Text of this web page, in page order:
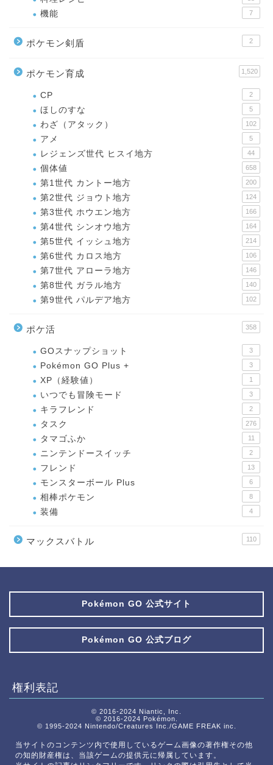
機能 7
ポケモン剣盾 2
ポケモン育成 1,520
CP 2
ほしのすな 5
わざ（アタック） 102
アメ 5
レジェンズ世代 ヒスイ地方 44
個体値 658
第1世代 カントー地方 200
第2世代 ジョウト地方 124
第3世代 ホウエン地方 166
第4世代 シンオウ地方 164
第5世代 イッシュ地方 214
第6世代 カロス地方 106
第7世代 アローラ地方 146
第8世代 ガラル地方 140
第9世代 パルデア地方 102
ポケ活 358
GOスナップショット 3
Pokémon GO Plus + 3
XP（経験値） 1
いつでも冒険モード 3
キラフレンド 2
タスク 276
タマゴふか 11
ニンテンドースイッチ 2
フレンド 13
モンスターボール Plus 6
相棒ポケモン 8
装備 4
マックスバトル 110
Pokémon GO 公式サイト
Pokémon GO 公式ブログ
権利表記
© 2016-2024 Niantic, Inc.
© 2016-2024 Pokémon.
© 1995-2024 Nintendo/Creatures Inc./GAME FREAK inc.
当サイトのコンテンツ内で使用しているゲーム画像の著作権その他
の知的財産権は、当該ゲームの提供元に帰属しています。